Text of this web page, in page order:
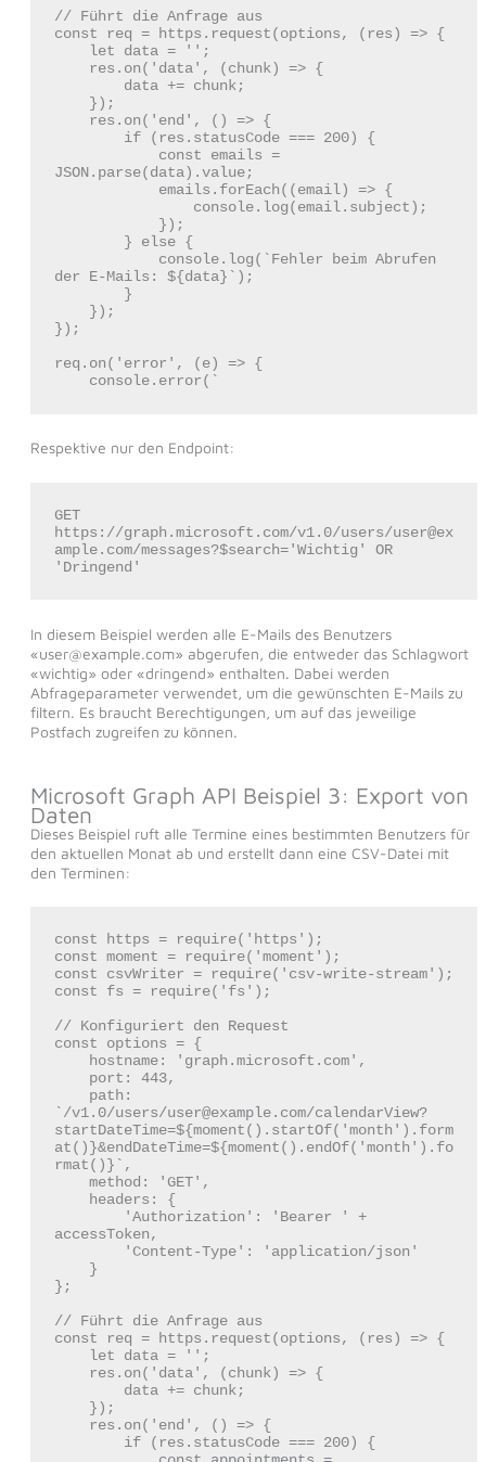
// Führt die Anfrage aus
const req = https.request(options, (res) => {
JSON.parse(data).value;
der E-Mails: ${data}`);
});
req.on('error', (e) => {
Respektive nur den Endpoint:
GET
https://graph.microsoft.com/v1.0/users/user@ex
ample.com/messages?$search='Wichtig' OR
'Dringend'
In diesem Beispiel werden alle E-Mails des Benutzers
«user@example.com» abgerufen, die entweder das Schlagwort
«wichtig» oder «dringend» enthalten. Dabei werden
Abfrageparameter verwendet, um die gewünschten E-Mails zu
filtern. Es braucht Berechtigungen, um auf das jeweilige
Postfach zugreifen zu können.
Microsoft Graph API Beispiel 3: Export von
Daten
Dieses Beispiel ruft alle Termine eines bestimmten Benutzers für
den aktuellen Monat ab und erstellt dann eine CSV-Datei mit
den Terminen:
const https = require('https');
const moment = require('moment');
const csvWriter = require('csv-write-stream');
const fs = require('fs');
// Konfiguriert den Request
const options = {
`/v1.0/users/user@example.com/calendarView?
startDateTime=${moment().startOf('month').form
at()}&endDateTime=${moment().endOf('month').fo
rmat()}`,
accessToken,
};
// Führt die Anfrage aus
const req = https.request(options, (res) => {